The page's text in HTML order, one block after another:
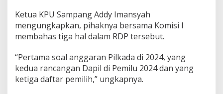
Ketua KPU Sampang Addy Imansyah
mengungkapkan, pihaknya bersama Komisi I
membahas tiga hal dalam RDP tersebut.
“Pertama soal anggaran Pilkada di 2024, yang
kedua rancangan Dapil di Pemilu 2024 dan yang
ketiga daftar pemilih,” ungkapnya.